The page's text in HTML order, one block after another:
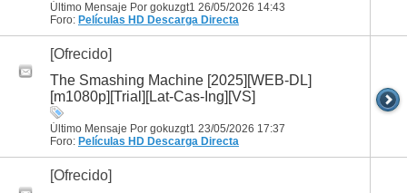
Último Mensaje Por gokuzgt1 26/05/2026 14:43
Foro: Películas HD Descarga Directa
[Ofrecido]
The Smashing Machine [2025][WEB-DL]
[m1080p][Trial][Lat-Cas-Ing][VS]
Último Mensaje Por gokuzgt1 23/05/2026 17:37
Foro: Películas HD Descarga Directa
[Ofrecido]